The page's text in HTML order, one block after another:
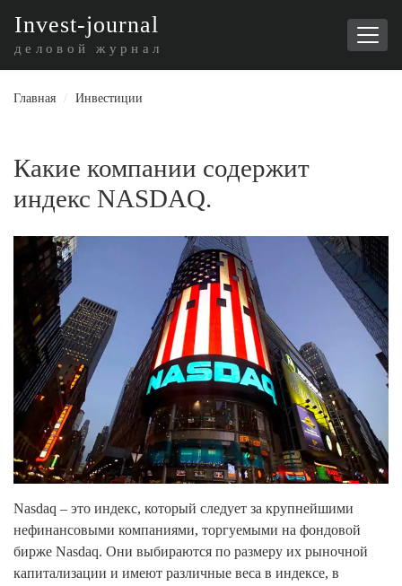
Invest-journal
деловой журнал
Главная / Инвестиции
Какие компании содержит
индекс NASDAQ.
Nasdaq – это индекс, который следует за крупнейшими
нефинансовыми компаниями, торгуемыми на фондовой
бирже Nasdaq. Они выбираются по размеру их рыночной
капитализации и имеют различные веса в индексе, в